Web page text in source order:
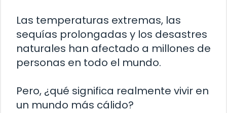
Las temperaturas extremas, las
sequías prolongadas y los desastres
naturales han afectado a millones de
personas en todo el mundo.
Pero, ¿qué significa realmente vivir en
un mundo más cálido?